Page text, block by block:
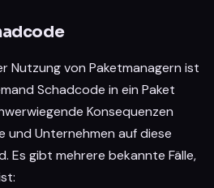
Nutzung von Paketmanagern ist
Schadcode in ein Paket
Konsequenzen
und Unternehmen auf diese
Es gibt mehrere bekannte Fälle,